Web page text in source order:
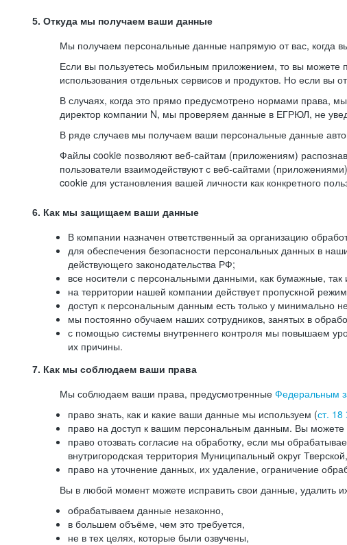
5. Откуда мы получаем ваши данные
Мы получаем персональные данные напрямую от вас, когда
Если вы пользуетесь мобильным приложением, то вы можете
использования отдельных сервисов и продуктов. Но если вы
В случаях, когда это прямо предусмотрено нормами права,
директор компании N, мы проверяем данные в ЕГРЮЛ, не
В ряде случаев мы получаем ваши персональные данные
Файлы cookie позволяют веб-сайтам (приложениям)
пользователи взаимодействуют с веб-сайтами
cookie для установления вашей личности как конкретного
6. Как мы защищаем ваши данные
В компании назначен ответственный за организацию
для обеспечения безопасности персональных данных в
действующего законодательства РФ;
все носители с персональными данными, как бумажные,
на территории нашей компании действует пропускной
доступ к персональным данным есть только у минимально
мы постоянно обучаем наших сотрудников, занятых в
с помощью системы внутреннего контроля мы повышаем
их причины.
7. Как мы соблюдаем ваши права
Мы соблюдаем ваши права, предусмотренные Федеральным
право знать, как и какие ваши данные мы используем (ст. 18
право на доступ к вашим персональным данным. Вы можете
право отозвать согласие на обработку, если мы
внутригородская территория Муниципальный округ
право на уточнение данных, их удаление, ограничение
Вы в любой момент можете исправить свои данные, удалить
обрабатываем данные незаконно,
в большем объёме, чем это требуется,
не в тех целях, которые были озвучены,